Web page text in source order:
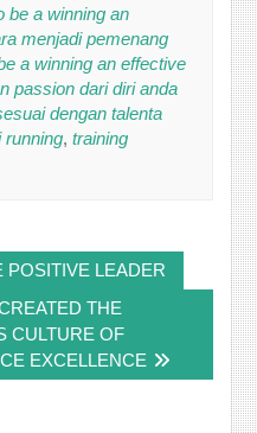
be a winning an
menjadi pemenang
a winning an effective
passion dari diri anda
dengan talenta
running,training
POSITIVE LEADER
THE
CULTURE OF
EXCELLENCE